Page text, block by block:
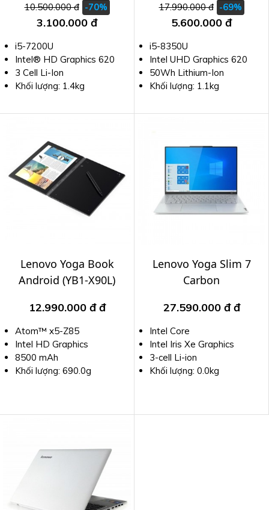
10.500.000 đ -70%
3.100.000 đ
i5-7200U
Intel® HD Graphics 620
3 Cell Li-Ion
Khối lượng: 1.4kg
17.990.000 đ -69%
5.600.000 đ
i5-8350U
Intel UHD Graphics 620
50Wh Lithium-Ion
Khối lượng: 1.1kg
Lenovo Yoga Book
Android (YB1-X90L)
12.990.000 đđ
Atom™ x5-Z85
Intel HD Graphics
8500 mAh
Khối lượng: 690.0g
Lenovo Yoga Slim 7
Carbon
27.590.000 đđ
Intel Core
Intel Iris Xe Graphics
3-cell Li-ion
Khối lượng: 0.0kg